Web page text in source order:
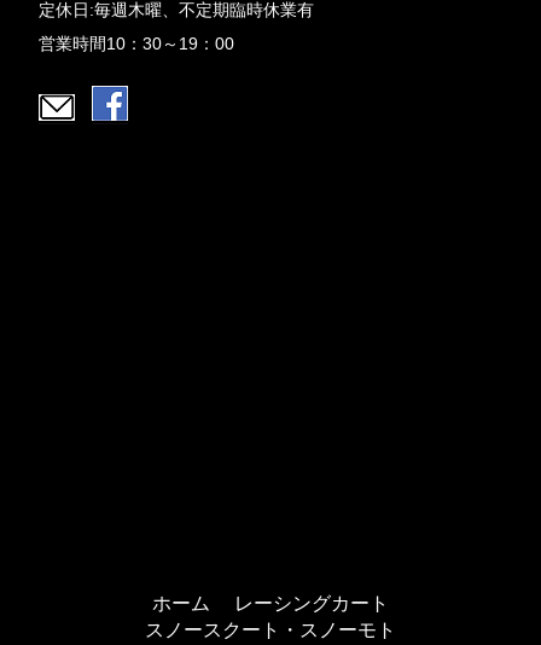
定休日:毎週木曜、不定期臨時休業有
営業時間10：30～19：00
ホーム
レーシングカート
スノースクート・スノーモト